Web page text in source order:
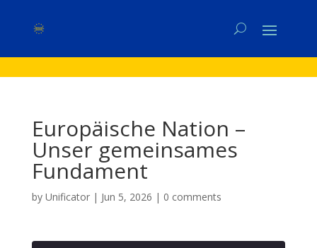
Europäische Nation –
Unser gemeinsames
Fundament
by Unificator| Jun 5, 2026 | 0 comments